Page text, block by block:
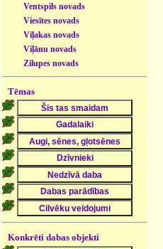
Ventspils novads
Viesītes novads
Viļakas novads
Viļānu novads
Zilupes novads
Tēmas
Konkrēti dabas objekti